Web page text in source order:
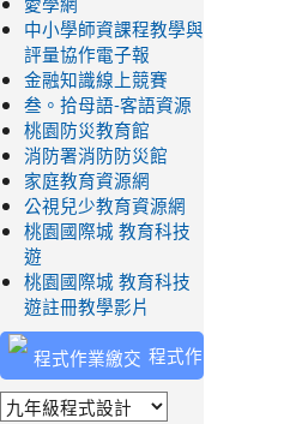
愛學網
中小學師資課程教學與
評量協作電子報
金融知識線上競賽
叁。拾母語-客語資源
桃園防災教育館
消防署消防防災館
家庭教育資源網
公視兒少教育資源網
桃園國際城 教育科技
遊
桃園國際城 教育科技
遊註冊教學影片
程式作
業繳交